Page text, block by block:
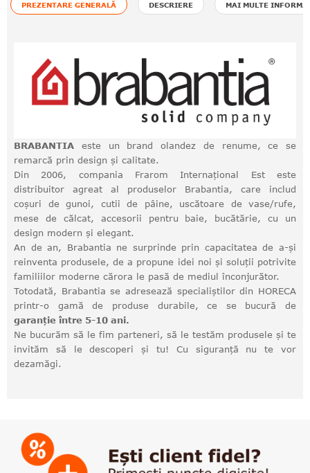
PREZENTARE GENERALĂ DESCRIERE MAI MULTE
BRABANTIA este un brand olandez de renume, ce se
remarcă prin design și calitate.
Din 2006, compania Frarom Internațional Est este
distribuitor agreat al produselor Brabantia, care includ
coșuri de gunoi, cutii de pâine, uscătoare de vase/rufe,
mese de călcat, accesorii pentru baie, bucătărie, cu un
design modern și elegant.
An de an, Brabantia ne surprinde prin capacitatea de a-și
reinventa produsele, de a propune idei noi și soluții potrivite
familiilor moderne cărora le pasă de mediul înconjurător.
Totodată, Brabantia se adresează specialiștilor din HORECA
printr-o gamă de produse durabile, ce se bucură de
garanție între 5-10 ani.
Ne bucurăm să le fim parteneri, să le testăm produsele și te
invităm să le descoperi și tu! Cu siguranță nu te vor
dezamăgi.